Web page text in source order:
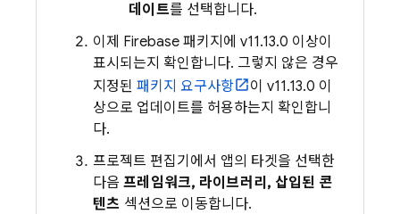
데이트를 선택합니다.
이제 Firebase 패키지에 v11.13.0 이상이
표시되는지 확인합니다. 그렇지 않은 경우
지정된 패키지 요구사항
이 v11.13.0 이
상으로 업데이트를 허용하는지 확인합니
다.
프로젝트 편집기에서 앱의 타겟을 선택한
다음 프레임워크, 라이브러리, 삽입된 콘
텐츠 섹션으로 이동합니다.